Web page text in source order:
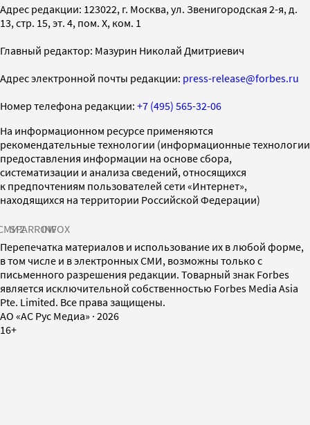
Адрес редакции: 123022, г. Москва, ул. Звенигородская 2-я, д.
13, стр. 15, эт. 4, пом. X, ком. 1
Главный редактор: Мазурин Николай Дмитриевич
Адрес электронной почты редакции: press-release@forbes.ru
Номер телефона редакции: +7 (495) 565-32-06
На информационном ресурсе применяются
рекомендательные технологии (информационные технологии
предоставления информации на основе сбора,
систематизации и анализа сведений, относящихся
к предпочтениям пользователей сети «Интернет»,
находящихся на территории Российской Федерации)
SPARROWINFOX
Перепечатка материалов и использование их в любой форме,
в том числе и в электронных СМИ, возможны только с
письменного разрешения редакции. Товарный знак Forbes
является исключительной собственностью Forbes Media Asia
Pte. Limited. Все права защищены.
AO «АС Рус Медиа» · 2026
16+